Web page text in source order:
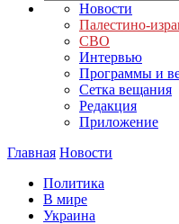
Новости
Палестино-
СВО
Интервью
Программы и
Сетка вещания
Редакция
Приложение
Главная Новости
Политика
В мире
Украина